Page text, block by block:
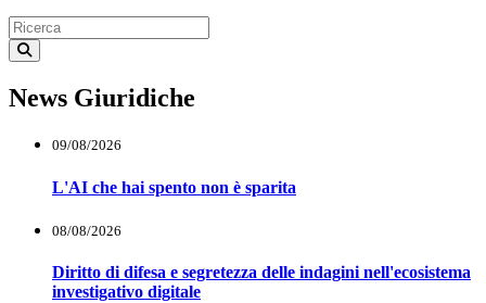
News Giuridiche
09/08/2026
L'AI che hai spento non è sparita
08/08/2026
Diritto di difesa e segretezza delle indagini nell'ecosistema
investigativo digitale